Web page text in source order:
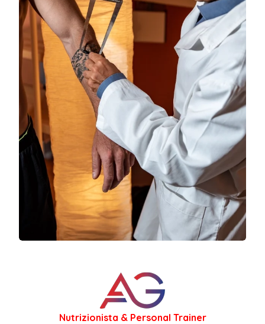
Nutrizionista & Personal Trainer